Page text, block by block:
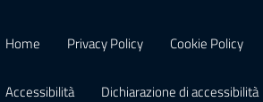
Home Privacy Policy Cookie Policy
Accessibilità Dichiarazione di accessibilità